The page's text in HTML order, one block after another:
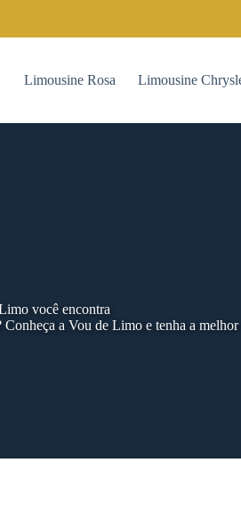
Limousine Rosa Limousine
você encontra
a Vou de Limo e tenha a